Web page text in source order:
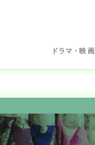
ドラマ・映 画